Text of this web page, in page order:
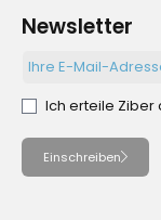
Newsletter
Ich erteile Ziber
Einschreiben